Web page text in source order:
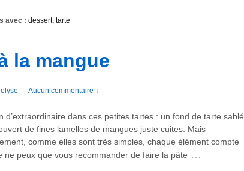
avec : dessert, tarte
la mangue
—Aucun commentaire ↓
d’extraordinaire dans ces petites tartes : un fond de tarte sablé
de fines lamelles de mangues juste cuites. Mais
comme elles sont très simples, chaque élément compte
ne peux que vous recommander de faire la pâte …